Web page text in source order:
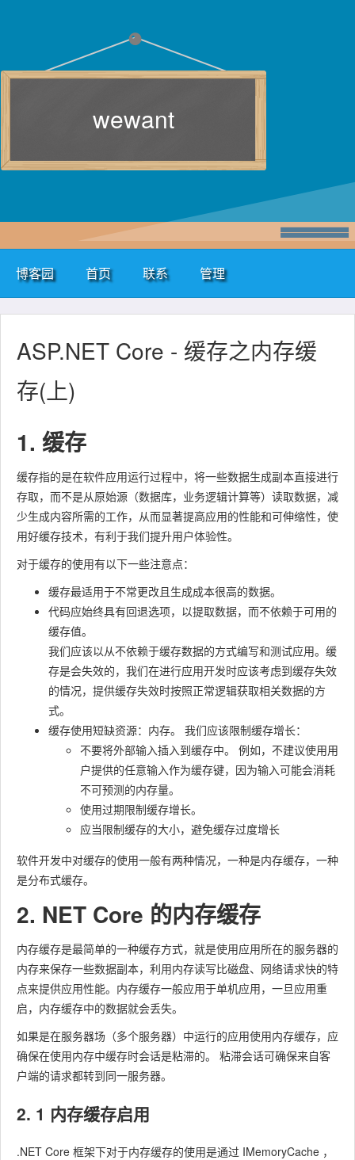
wewant
博客园 首页 联系 管理
ASP.NET Core - 缓存之内存缓
存(上)
1. 缓存
缓存指的是在软件应用运行过程中，将一些数据生成副本直接进行
存取，而不是从原始源（数据库，业务逻辑计算等）读取数据，减
少生成内容所需的工作，从而显著提高应用的性能和可伸缩性，使
用好缓存技术，有利于我们提升用户体验性。
对于缓存的使用有以下一些注意点：
缓存最适用于不常更改且生成成本很高的数据。
代码应始终具有回退选项，以提取数据，而不依赖于可用的
缓存值。
我们应该以从不依赖于缓存数据的方式编写和测试应用。缓
存是会失效的，我们在进行应用开发时应该考虑到缓存失效
的情况，提供缓存失效时按照正常逻辑获取相关数据的方
式。
缓存使用短缺资源：内存。 我们应该限制缓存增长：
不要将外部输入插入到缓存中。 例如，不建议使用用
户提供的任意输入作为缓存键，因为输入可能会消耗
不可预测的内存量。
使用过期限制缓存增长。
应当限制缓存的大小，避免缓存过度增长
软件开发中对缓存的使用一般有两种情况，一种是内存缓存，一种
是分布式缓存。
2. NET Core 的内存缓存
内存缓存是最简单的一种缓存方式，就是使用应用所在的服务器的
内存来保存一些数据副本，利用内存读写比磁盘、网络请求快的特
点来提供应用性能。内存缓存一般应用于单机应用，一旦应用重
启，内存缓存中的数据就会丢失。
如果是在服务器场（多个服务器）中运行的应用使用内存缓存，应
确保在使用内存中缓存时会话是粘滞的。 粘滞会话可确保来自客
户端的请求都转到同一服务器。
2. 1 内存缓存启用
.NET Core 框架下对于内存缓存的使用是通过 IMemoryCache ，